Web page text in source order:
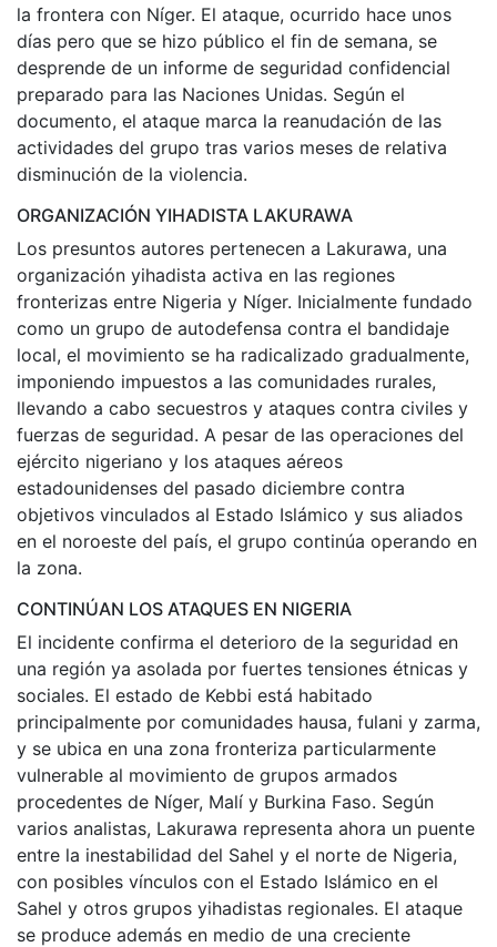
la frontera con Níger. El ataque, ocurrido hace unos
días pero que se hizo público el fin de semana, se
desprende de un informe de seguridad confidencial
preparado para las Naciones Unidas. Según el
documento, el ataque marca la reanudación de las
actividades del grupo tras varios meses de relativa
disminución de la violencia.
ORGANIZACIÓN YIHADISTA LAKURAWA
Los presuntos autores pertenecen a Lakurawa, una
organización yihadista activa en las regiones
fronterizas entre Nigeria y Níger. Inicialmente fundado
como un grupo de autodefensa contra el bandidaje
local, el movimiento se ha radicalizado gradualmente,
imponiendo impuestos a las comunidades rurales,
llevando a cabo secuestros y ataques contra civiles y
fuerzas de seguridad. A pesar de las operaciones del
ejército nigeriano y los ataques aéreos
estadounidenses del pasado diciembre contra
objetivos vinculados al Estado Islámico y sus aliados
en el noroeste del país, el grupo continúa operando en
la zona.
CONTINÚAN LOS ATAQUES EN NIGERIA
El incidente confirma el deterioro de la seguridad en
una región ya asolada por fuertes tensiones étnicas y
sociales. El estado de Kebbi está habitado
principalmente por comunidades hausa, fulani y zarma,
y ​​se ubica en una zona fronteriza particularmente
vulnerable al movimiento de grupos armados
procedentes de Níger, Malí y Burkina Faso. Según
varios analistas, Lakurawa representa ahora un puente
entre la inestabilidad del Sahel y el norte de Nigeria,
con posibles vínculos con el Estado Islámico en el
Sahel y otros grupos yihadistas regionales. El ataque
se produce además en medio de una creciente